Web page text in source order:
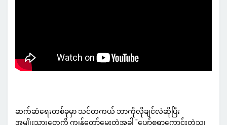
ဆက်ဆံရေးတစ်ခုမှာ သင်တကယ် ဘာကိုလိုချင်လဲဆိုပြီး
အမျိုးသားတွေကို ကျွန်တော်မေးတဲ့အခါ "ပျော်စရာကောင်းတဲ့သူ၊